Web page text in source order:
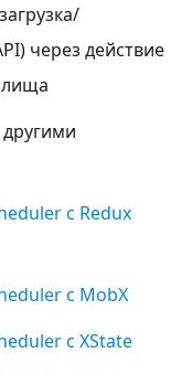
через действие
с Redux
с MobX
с XState